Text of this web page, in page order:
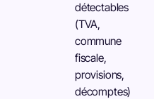
détectables
(TVA,
commune
fiscale,
provisions,
décomptes)